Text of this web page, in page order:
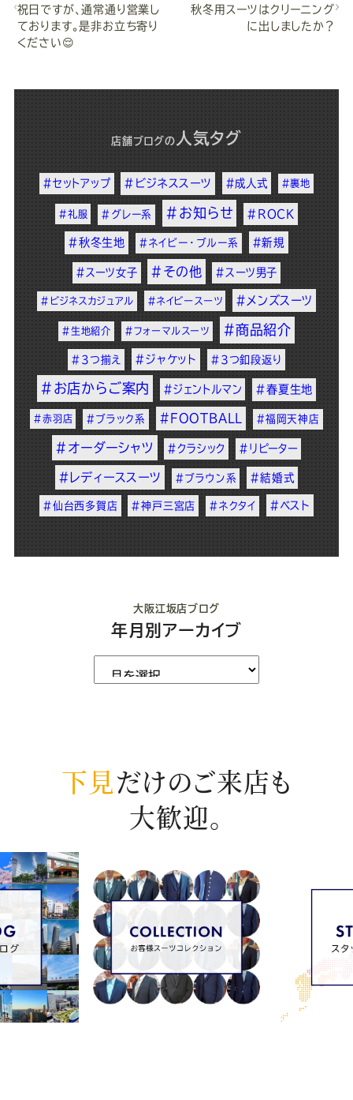
祝日ですが、通常通り営業し
ております。是非お立ち寄り
ください😌
秋冬用スーツはクリーニング
に出しましたか？
店舗ブログ の 人気タグ
#セットアップ #ビジネススーツ #成人式 #裏地
#礼服 #グレー系 #お知らせ #ROCK
#秋冬生地 #ネイビー・ブルー系 #新規
#スーツ女子 #その他 #スーツ男子
#ビジネスカジュアル #ネイビースーツ #メンズスーツ
#生地紹介 #フォーマルスーツ #商品紹介
#3つ揃え #ジャケット #3つ釦段返り
#お店からご案内 #ジェントルマン #春夏生地
#赤羽店 #ブラック系 #FOOTBALL #福岡天神店
#オーダーシャツ #クラシック #リピーター
#レディーススーツ #ブラウン系 #結婚式
#仙台西多賀店 #神戸三宮店 #ネクタイ #ベスト
大阪江坂店ブログ
年月別アーカイブ
下見だけのご来店も
大歓迎。